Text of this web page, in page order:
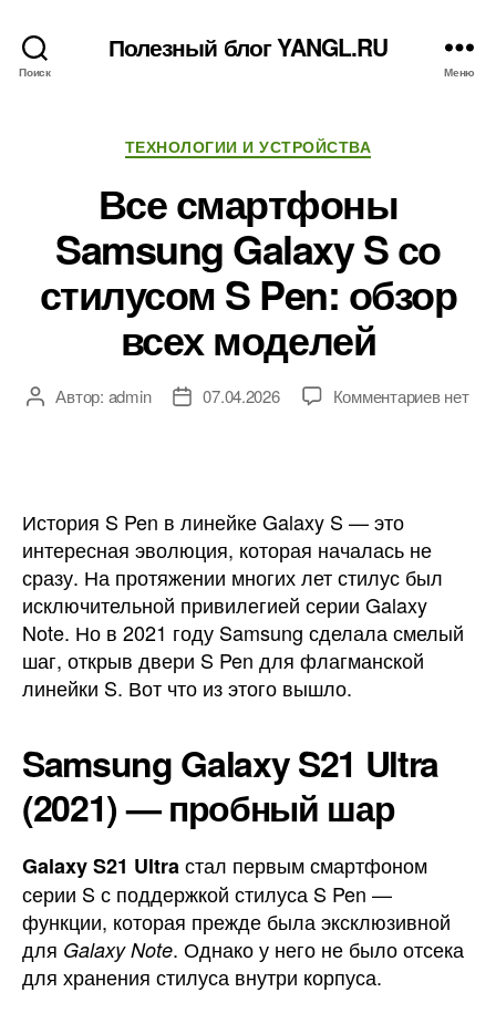
Поиск
Полезный блог YANGL.RU
Меню
Рубрики
ТЕХНОЛОГИИ И УСТРОЙСТВА
Все смартфоны
Samsung Galaxy S со
стилусом S Pen: обзор
всех моделей
АвторАвтор: admin
Дата07.04.2026 Комментариевк
Pen:
нет
История S Pen в линейке Galaxy S — это
интересная эволюция, которая началась не
сразу. На протяжении многих лет стилус был
исключительной привилегией серии Galaxy
Note. Но в 2021 году Samsung сделала смелый
шаг, открыв двери S Pen для флагманской
линейки S. Вот что из этого вышло.
Samsung Galaxy S21 Ultra
(2021) — пробный шар
Galaxy S21 Ultraстал первым смартфоном
серии S с поддержкой стилуса S Pen —
функции, которая прежде была эксклюзивной
для Galaxy Note. Однако у него не было отсека
для хранения стилуса внутри корпуса.